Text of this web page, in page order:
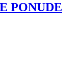
PONUDE